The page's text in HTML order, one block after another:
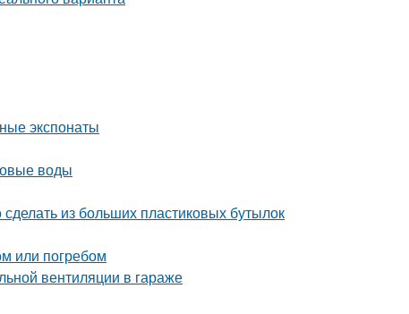
экспонаты
воды
из больших пластиковых бутылок
или погребом
вентиляции в гараже